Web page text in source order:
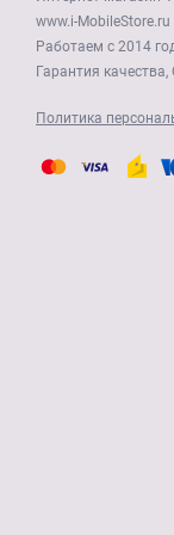
www.i-MobileStore.ru
Работаем с 2014
Гарантия
Политика